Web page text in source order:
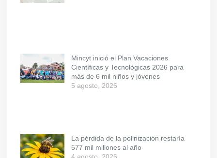
Mincyt inició el Plan Vacaciones
Científicas y Tecnológicas 2026 para
más de 6 mil niños y jóvenes
5 agosto, 2026
La pérdida de la polinización restaría
577 mil millones al año
4 agosto, 2026